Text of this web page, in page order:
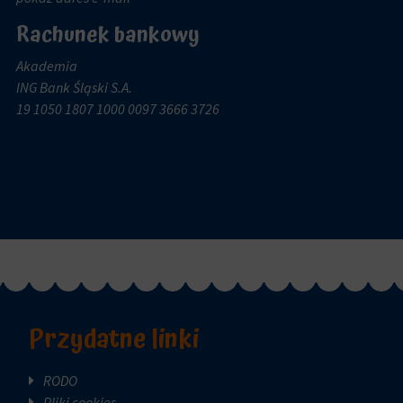
Rachunek bankowy
Akademia
ING Bank Śląski S.A.
19 1050 1807 1000 0097 3666 3726
Przydatne linki
RODO